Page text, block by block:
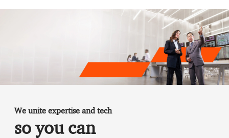
We unite expertise and tech
so you can